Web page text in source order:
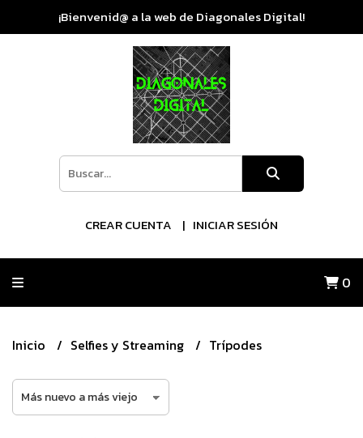
¡Bienvenid@ a la web de Diagonales Digital!
CREAR CUENTA INICIAR SESIÓN
0
Inicio Selfies y Streaming Trípodes